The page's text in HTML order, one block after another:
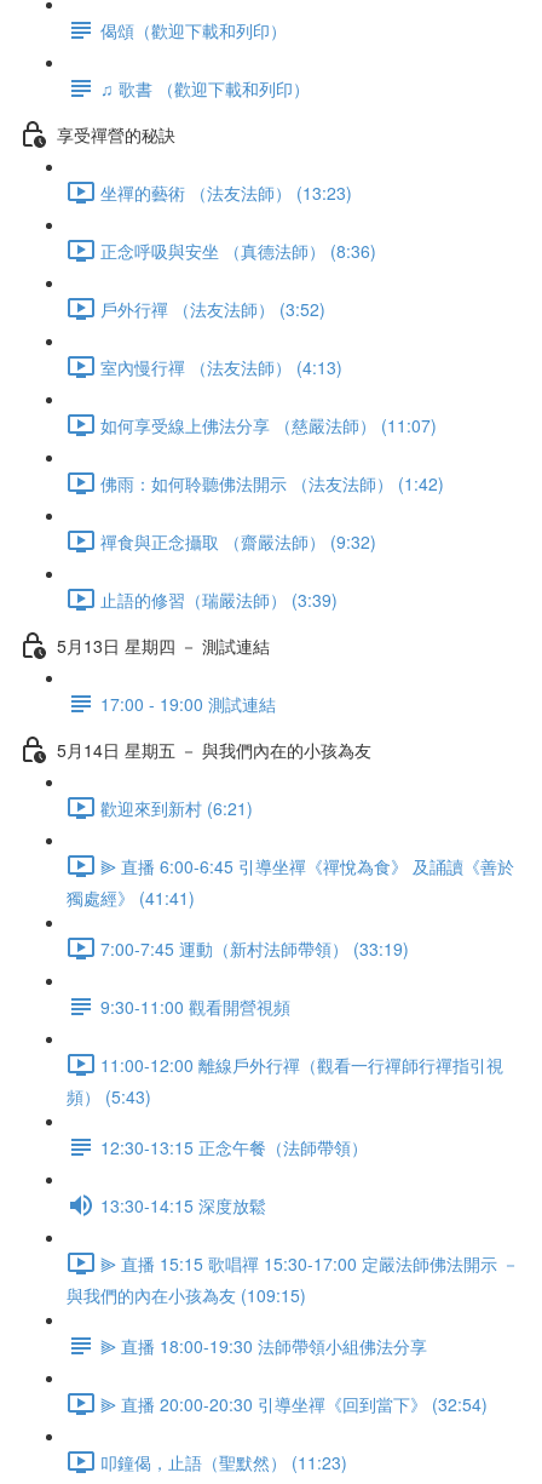
偈頌（歡迎下載和列印）
♫ 歌書 （歡迎下載和列印）
享受禪營的秘訣
坐禪的藝術 （法友法師） (13:23)
正念呼吸與安坐 （真德法師） (8:36)
戶外行禪 （法友法師） (3:52)
室內慢行禪 （法友法師） (4:13)
如何享受線上佛法分享 （慈嚴法師） (11:07)
佛雨：如何聆聽佛法開示 （法友法師） (1:42)
禪食與正念攝取 （齋嚴法師） (9:32)
止語的修習（瑞嚴法師） (3:39)
5月13日 星期四 － 測試連結
17:00 - 19:00 測試連結
5月14日 星期五 － 與我們內在的小孩為友
歡迎來到新村 (6:21)
⫸ 直播 6:00-6:45 引導坐禪《禪悅為食》 及誦讀《善於
獨處經》 (41:41)
7:00-7:45 運動（新村法師帶領） (33:19)
9:30-11:00 觀看開營視頻
11:00-12:00 離線戶外行禪（觀看一行禪師行禪指引視
頻） (5:43)
12:30-13:15 正念午餐（法師帶領）
13:30-14:15 深度放鬆
⫸ 直播 15:15 歌唱禪 15:30-17:00 定嚴法師佛法開示 －
與我們的內在小孩為友 (109:15)
⫸ 直播 18:00-19:30 法師帶領小組佛法分享
⫸ 直播 20:00-20:30 引導坐禪《回到當下》 (32:54)
叩鐘偈，止語（聖默然） (11:23)